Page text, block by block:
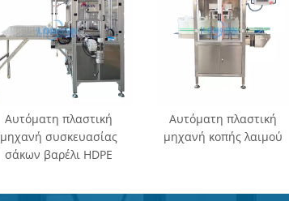
Αυτόματη πλαστική
μηχανή συσκευασίας
σάκων βαρέλι HDPE
Αυτόματη πλαστική
μηχανή κοπής λαιμού